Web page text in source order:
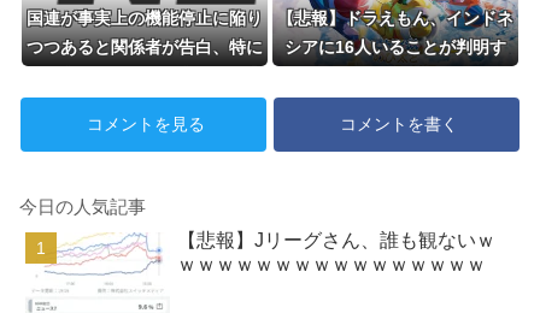
国連が事実上の機能停止に陥り
つつあると関係者が告白、特に
り取った結果……
【悲報】ドラえもん、インドネ
シアに16人いることが判明す
コメントを見る コメントを書く
今日の人気記事
【悲報】Jリーグさん、誰も観ないｗ
ｗｗｗｗｗｗｗｗｗｗｗｗｗｗｗｗ